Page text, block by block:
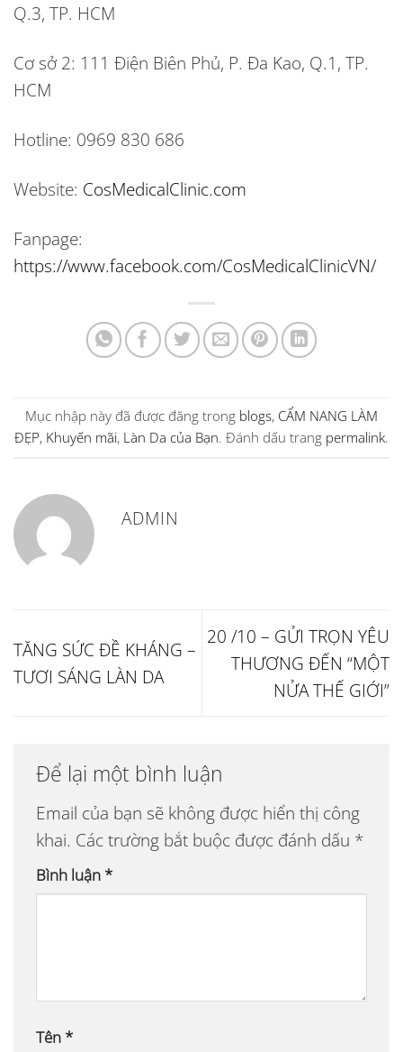
Q.3, TP. HCM
Cơ sở 2: 111 Điện Biên Phủ, P. Đa Kao, Q.1, TP.
HCM
Hotline: 0969 830 686
Website: CosMedicalClinic.com
Fanpage:
https://www.facebook.com/CosMedicalClinicVN/
Mục nhập này đã được đăng trong blogs, CẨM NANG LÀM
ĐẸP, Khuyến mãi, Làn Da của Bạn. Đánh dấu trang permalink.
ADMIN
TĂNG SỨC ĐỀ KHÁNG –
TƯƠI SÁNG LÀN DA
20 /10 – GỬI TRỌN YÊU
THƯƠNG ĐẾN “MỘT
NỬA THẾ GIỚI”
Để lại một bình luận
Email của bạn sẽ không được hiển thị công
khai. Các trường bắt buộc được đánh dấu *
Bình luận *
Tên *